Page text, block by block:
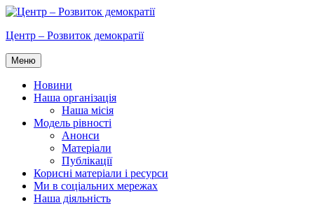
Перейти
вмісту
Центр – Розвиток демократії
Меню
Новини
Наша організація
Наша місія
Модель рівності
Анонси
Матеріали
Публікації
Корисні матеріали і ресурси
Ми в соціальних мережах
Наша діяльність